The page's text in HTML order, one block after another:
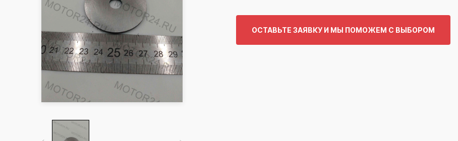
ОСТАВЬТЕ ЗАЯВКУ И МЫ ПОМОЖЕМ С ВЫБОРОМ